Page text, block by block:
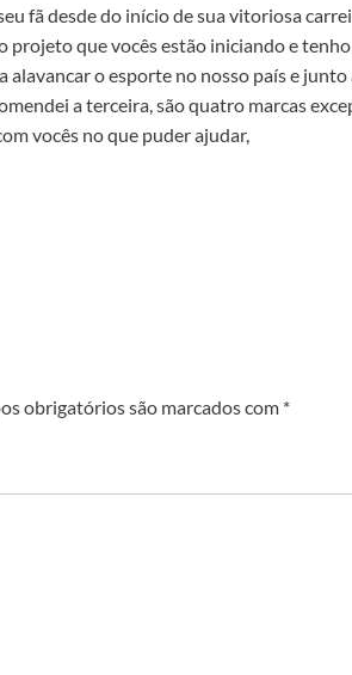
fã desde do início de sua vitoriosa
projeto que vocês estão iniciando e
o esporte no nosso país e
a terceira, são quatro marcas
vocês no que puder ajudar,
obrigatórios são marcados com *